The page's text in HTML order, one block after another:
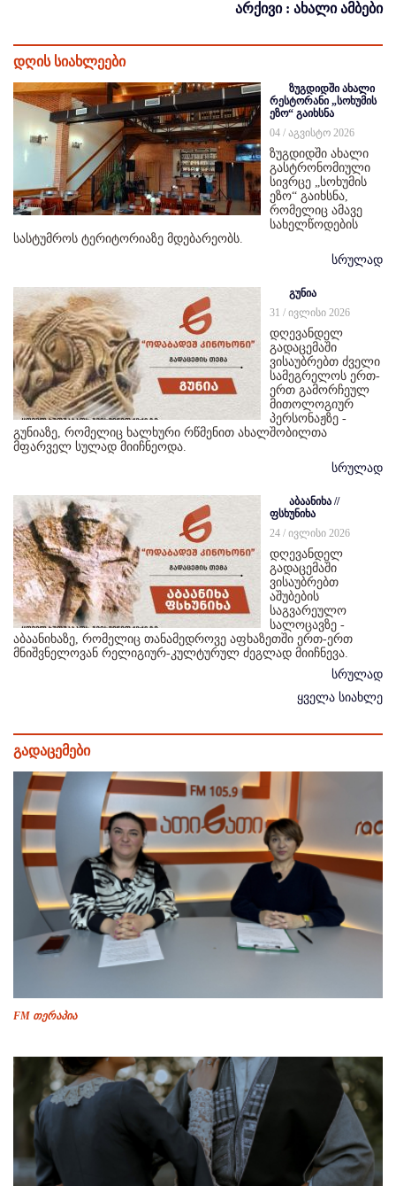
არქივი : ახალი ამბები
დღის სიახლეები
ზუგდიდში ახალი
რესტორანი „სოხუმის
ეზო“ გაიხსნა
04 / აგვისტო 2026
ზუგდიდში ახალი
გასტრონომიული
სივრცე „სოხუმის
ეზო“ გაიხსნა,
რომელიც ამავე
სახელწოდების
სასტუმროს ტერიტორიაზე მდებარეობს.
სრულად
გუნია
31 / ივლისი 2026
დღევანდელ
გადაცემაში
ვისაუბრებთ ძველი
სამეგრელოს ერთ-
ერთ გამორჩეულ
მითოლოგიურ
პერსონაჟზე -
გუნიაზე, რომელიც ხალხური რწმენით ახალშობილთა
მფარველ სულად მიიჩნეოდა.
სრულად
აბაანიხა //
ფსხუნიხა
24 / ივლისი 2026
დღევანდელ
გადაცემაში
ვისაუბრებთ
აშუბების
საგვარეულო
სალოცავზე -
აბაანიხაზე, რომელიც თანამედროვე აფხაზეთში ერთ-ერთ
მნიშვნელოვან რელიგიურ-კულტურულ ძეგლად მიიჩნევა.
სრულად
ყველა სიახლე
გადაცემები
FM თერაპია